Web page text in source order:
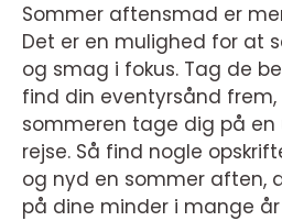
Sommer aftensmad er
Det er en mulighed for at
og smag i fokus. Tag de
find din eventyrsånd
sommeren tage dig på
rejse. Så find nogle
og nyd en sommer aften,
på dine minder i mange